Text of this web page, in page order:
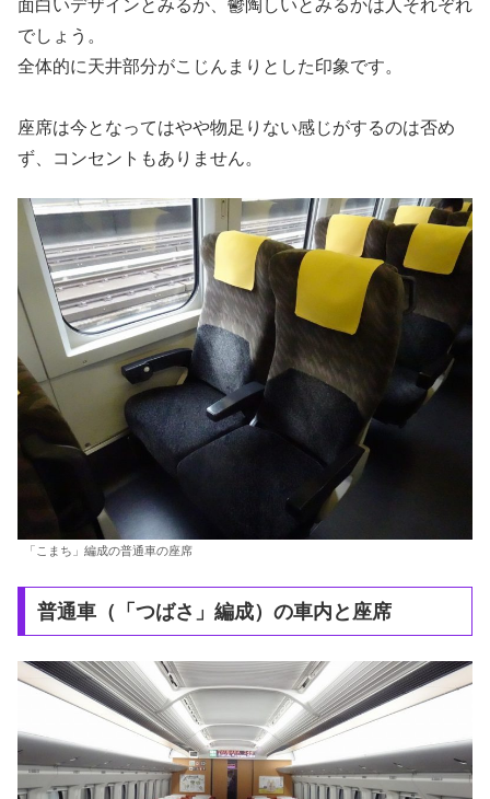
面白いデザインとみるか、鬱陶しいとみるかは人それぞれ
でしょう。
全体的に天井部分がこじんまりとした印象です。
座席は今となってはやや物足りない感じがするのは否め
ず、コンセントもありません。
「こまち」編成の普通車の座席
普通車（「つばさ」編成）の車内と座席